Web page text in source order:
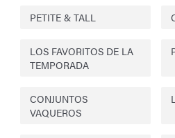
PETITE & TALL
LOS FAVORITOS DE LA
TEMPORADA
CONJUNTOS
VAQUEROS